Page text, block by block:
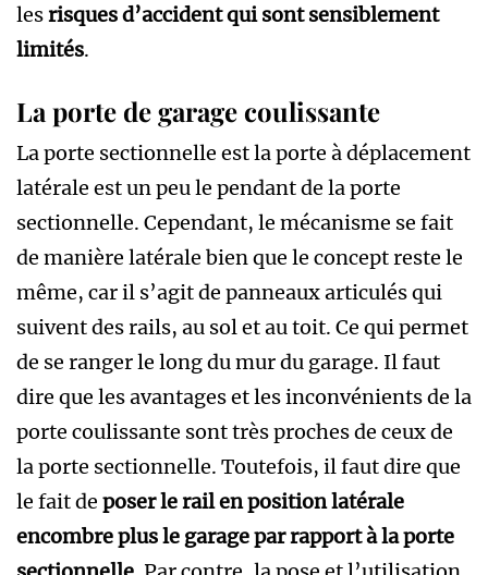
lesrisques d’accident qui sont sensiblement
limités.
La porte de garage coulissante
La porte sectionnelle est la porte à déplacement
latérale est un peu le pendant de la porte
sectionnelle. Cependant, le mécanisme se fait
de manière latérale bien que le concept reste le
même, car il s’agit de panneaux articulés qui
suivent des rails, au sol et au toit. Ce qui permet
de se ranger le long du mur du garage. Il faut
dire que les avantages et les inconvénients de la
porte coulissante sont très proches de ceux de
la porte sectionnelle. Toutefois, il faut dire que
le fait de poser le rail en position latérale
encombre plus le garage par rapport à la porte